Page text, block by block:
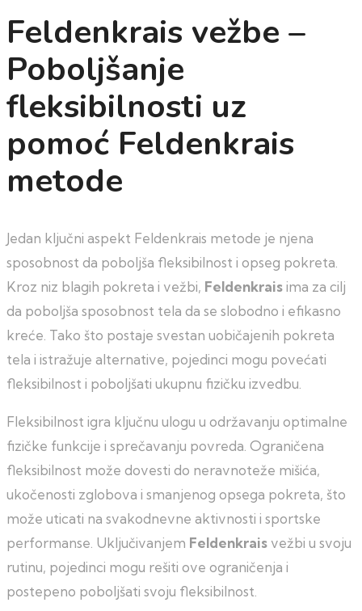
Feldenkrais vežbe –
Poboljšanje
fleksibilnosti uz
pomoć Feldenkrais
metode
Jedan ključni aspekt Feldenkrais metode je njena
sposobnost da poboljša fleksibilnost i opseg pokreta.
Kroz niz blagih pokreta i vežbi, Feldenkraisima za cilj
da poboljša sposobnost tela da se slobodno i efikasno
kreće. Tako što postaje svestan uobičajenih pokreta
tela i istražuje alternative, pojedinci mogu povećati
fleksibilnost i poboljšati ukupnu fizičku izvedbu.
Fleksibilnost igra ključnu ulogu u održavanju optimalne
fizičke funkcije i sprečavanju povreda. Ograničena
fleksibilnost može dovesti do neravnoteže mišića,
ukočenosti zglobova i smanjenog opsega pokreta, što
može uticati na svakodnevne aktivnosti i sportske
performanse. Uključivanjem Feldenkrais vežbi u svoju
rutinu, pojedinci mogu rešiti ove ograničenja i
postepeno poboljšati svoju fleksibilnost.